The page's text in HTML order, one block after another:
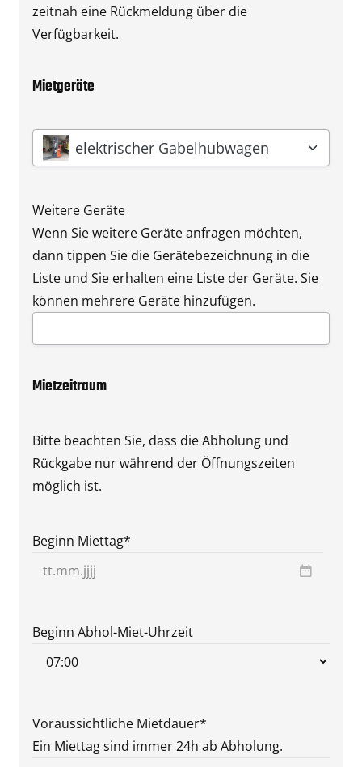
zeitnah eine Rückmeldung über die
Verfügbarkeit.
Mietgeräte
Gerät* elektrischer Gabelhubwagen
Weitere Geräte
Wenn Sie weitere Geräte anfragen möchten,
dann tippen Sie die Gerätebezeichnung in die
Liste und Sie erhalten eine Liste der Geräte. Sie
können mehrere Geräte hinzufügen.
Mietzeitraum
Bitte beachten Sie, dass die Abholung und
Rückgabe nur während der Öffnungszeiten
möglich ist.
Beginn Miettag*
TT
MM
Beginn Abhol-Miet-Uhrzeit
Voraussichtliche Mietdauer*
Ein Miettag sind immer 24h ab Abholung.